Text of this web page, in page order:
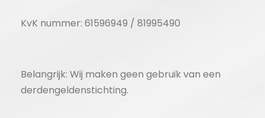
KvK nummer: 61596949 / 81995490
Belangrijk: Wij maken geen gebruik van een
derdengeldenstichting.